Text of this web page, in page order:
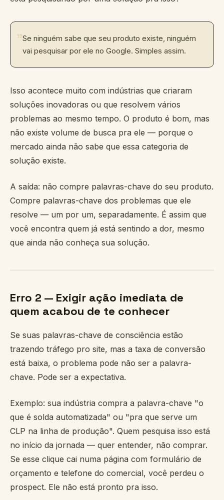
"Se ninguém sabe que seu produto existe, ninguém
vai pesquisar por ele no Google. Simples assim.
Isso acontece muito com indústrias que criaram
soluções inovadoras ou que resolvem vários
problemas ao mesmo tempo. O produto é bom, mas
não existe volume de busca pra ele — porque o
mercado ainda não sabe que essa categoria de
solução existe.
A saída: não compre palavras-chave do seu produto.
Compre palavras-chave dos problemas que ele
resolve — um por um, separadamente. É assim que
você encontra quem já está sentindo a dor, mesmo
que ainda não conheça sua solução.
Erro 2 — Exigir ação imediata de
quem acabou de te conhecer
Se suas palavras-chave de consciência estão
trazendo tráfego pro site, mas a taxa de conversão
está baixa, o problema pode não ser a palavra-
chave. Pode ser a expectativa.
Exemplo: sua indústria compra a palavra-chave "o
que é solda automatizada" ou "pra que serve um
CLP na linha de produção". Quem pesquisa isso está
no início da jornada — quer entender, não comprar.
Se esse clique cai numa página com formulário de
orçamento e telefone do comercial, você perdeu o
prospect. Ele não está pronto pra isso.